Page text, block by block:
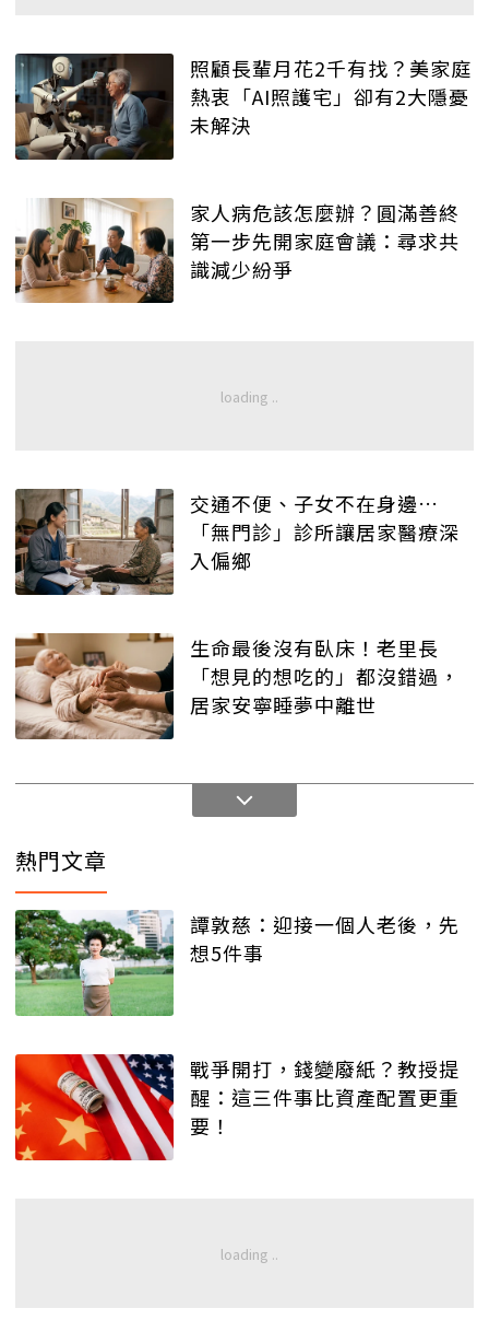
照顧長輩月花2千有找？美家庭
熱衷「AI照護宅」卻有2大隱憂
未解決
家人病危該怎麼辦？圓滿善終
第一步先開家庭會議：尋求共
識減少紛爭
交通不便、子女不在身邊…
「無門診」診所讓居家醫療深
入偏鄉
生命最後沒有臥床！老里長
「想見的想吃的」都沒錯過，
居家安寧睡夢中離世
熱門文章
譚敦慈：迎接一個人老後，先
想5件事
戰爭開打，錢變廢紙？教授提
醒：這三件事比資產配置更重
要！